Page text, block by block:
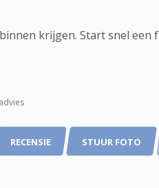
krijgen. Start snel een
RECENSIE STUUR FOTO